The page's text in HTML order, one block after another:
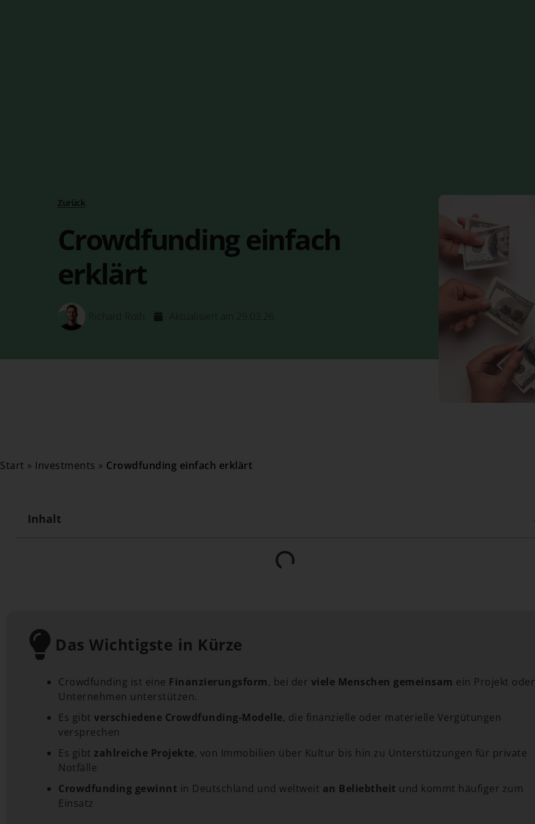
Zurück
Crowdfunding einfach
erklärt
Richard Roth Aktualisiert am 29.03.26
Start » Investments » Crowdfunding einfach erklärt
Inhalt
Das Wichtigste in Kürze
Crowdfunding ist eine Finanzierungsform, bei der viele Menschen gemeinsam ein Projekt oder
Unternehmen unterstützen.
Es gibt verschiedene Crowdfunding-Modelle, die finanzielle oder materielle Vergütungen
versprechen
Es gibt zahlreiche Projekte, von Immobilien über Kultur bis hin zu Unterstützungen für private
Notfälle
Crowdfunding gewinnt in Deutschland und weltweit an Beliebtheit und kommt häufiger zum
Einsatz